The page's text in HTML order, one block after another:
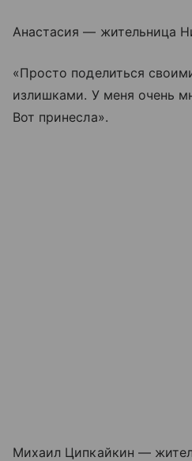
Анастасия — жительница
«Просто поделиться
излишками. У меня очень
Вот принесла».
Михаил Ципкайкин —